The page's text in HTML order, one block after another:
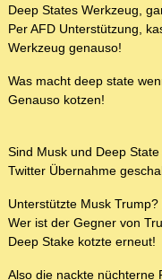
Deep States Werkzeug,
Per AFD Unterstützung,
Werkzeug genauso!
Was macht deep state
Genauso kotzen!
Sind Musk und Deep
Twitter Übernahme
Unterstützte Musk
Wer ist der Gegner von
Deep Stake kotzte erneut!
Also die nackte nüchterne